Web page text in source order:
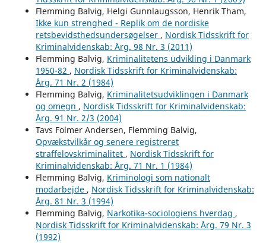
Flemming Balvig, Helgi Gunnlaugsson, Henrik Tham,
Ikke kun strenghed - Replik om de nordiske
retsbevidsthedsundersøgelser , Nordisk Tidsskrift for
Kriminalvidenskab: Årg. 98 Nr. 3 (2011)
Flemming Balvig, Kriminalitetens udvikling i Danmark
1950-82 , Nordisk Tidsskrift for Kriminalvidenskab:
Årg. 71 Nr. 2 (1984)
Flemming Balvig, Kriminalitetsudviklingen i Danmark
og omegn , Nordisk Tidsskrift for Kriminalvidenskab:
Årg. 91 Nr. 2/3 (2004)
Tavs Folmer Andersen, Flemming Balvig,
Opvækstvilkår og senere registreret
straffelovskriminalitet , Nordisk Tidsskrift for
Kriminalvidenskab: Årg. 71 Nr. 1 (1984)
Flemming Balvig, Kriminologi som nationalt
modarbejde , Nordisk Tidsskrift for Kriminalvidenskab:
Årg. 81 Nr. 3 (1994)
Flemming Balvig, Narkotika-sociologiens hverdag ,
Nordisk Tidsskrift for Kriminalvidenskab: Årg. 79 Nr. 3
(1992)